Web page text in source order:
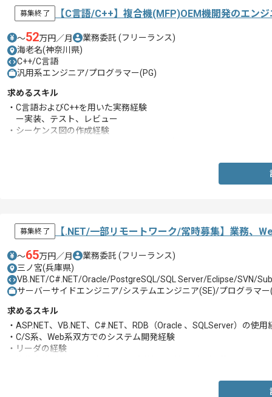
募集終了 【C言語/C++】複合機(MFP)OEM機開発のエン
〜52万円／月 業務委託 (フリーランス)
海老名(神奈川県)
C++/C言語
汎用系エンジニア/プログラマー(PG)
求めるスキル
・C言語およびC++を用いた実務経験
ー実装、テスト、レビュー
・シーケンス図の作成経験
募集終了 【.NET/一部リモートワーク/常時募集】業務、
〜65万円／月 業務委託 (フリーランス)
三ノ宮(兵庫県)
VB.NET/C#.NET/Oracle/PostgreSQL/SQL Server/Eclipse/SVN/
サーバーサイドエンジニア/システムエンジニア(SE)/プログラマー
求めるスキル
・ASP.NET、VB.NET、C#.NET、RDB（Oracle 、SQLServer）の使用
・C/S系、Web系双方でのシステム開発経験
・リーダの経験